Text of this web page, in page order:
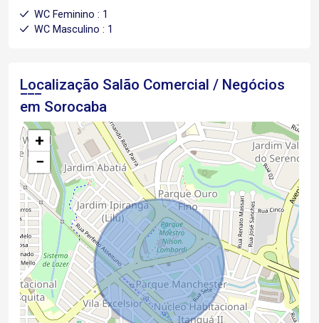
WC Feminino : 1
WC Masculino : 1
Localização Salão Comercial / Negócios
em Sorocaba
+
−